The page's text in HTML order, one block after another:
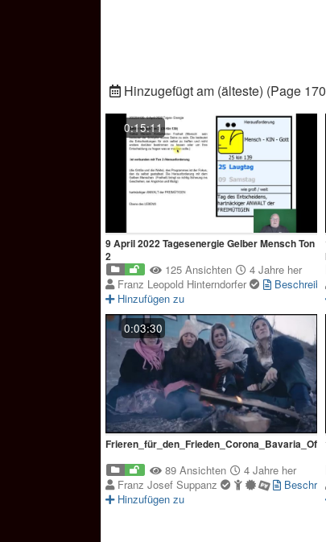
Hinzugefügt am (älteste) (Page
0:15:11
9 April 2022 Tagesenergie Gelber Mensch Ton
2
125 Ansichten
4 Jahre her
Franz Leopold Hinterndorfer
Hinzufügen zu
0:03:30
89 Ansichten
4 Jahre her
Franz Josef Suppanz
Hinzufügen zu